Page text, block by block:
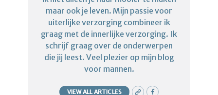
maar ook je leven. Mijn passie voor
uiterlijke verzorging combineer ik
graag met de innerlijke verzorging. Ik
schrijf graag over de onderwerpen
die jij leest. Veel plezier op mijn blog
voor mannen.
VIEW ALL ARTICLES